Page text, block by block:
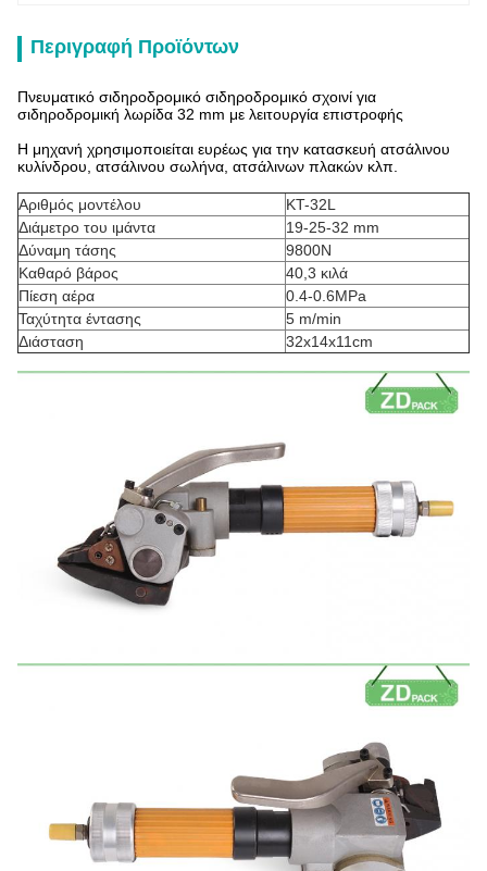
Περιγραφή Προϊόντων
Πνευματικό σιδηροδρομικό σιδηροδρομικό σχοινί για
σιδηροδρομική λωρίδα 32 mm με λειτουργία επιστροφής
Η μηχανή χρησιμοποιείται ευρέως για την κατασκευή ατσάλινου
κυλίνδρου, ατσάλινου σωλήνα, ατσάλινων πλακών κλπ.
Αριθμός μοντέλου
KT-32L
Διάμετρο του ιμάντα
19-25-32 mm
Δύναμη τάσης
9800N
Καθαρό βάρος
40,3 κιλά
Πίεση αέρα
0.4-0.6MPa
Ταχύτητα έντασης
5 m/min
Διάσταση
32x14x11cm